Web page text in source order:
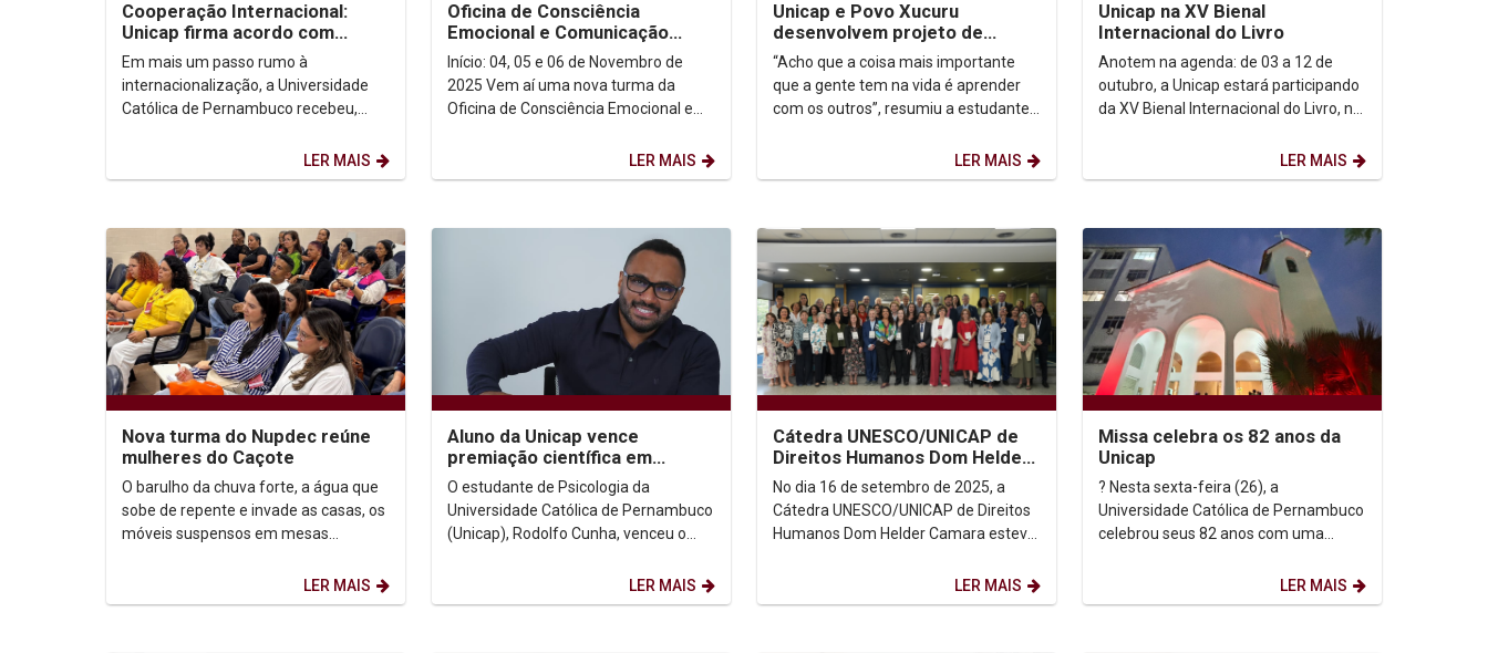
Cooperação Internacional:
Unicap firma acordo com
centro angolano para
formação em Fonoaudiologia
Em mais um passo rumo à
internacionalização, a Universidade
Católica de Pernambuco recebeu,
representantes do Centro de
Medicina...
LER MAIS
Oficina de Consciência
Emocional e Comunicação
Efetiva da Escola do
Consenso!
Início: 04, 05 e 06 de Novembro de
2025 Vem aí uma nova turma da
Oficina de Consciência Emocional e
LER MAIS
Unicap e Povo Xucuru
desenvolvem projeto de
extensão
“Acho que a coisa mais importante
que a gente tem na vida é aprender
com os outros”, resumiu a estudante
LER MAIS
Unicap na XV Bienal
Internacional do Livro
Anotem na agenda: de 03 a 12 de
outubro, a Unicap estará participando
da XV Bienal Internacional do Livro, no
LER MAIS
Nova turma do Nupdec reúne
mulheres do Caçote
O barulho da chuva forte, a água que
sobe de repente e invade as casas, os
móveis suspensos em mesas
LER MAIS
Aluno da Unicap vence
premiação científica em
Psicologia
O estudante de Psicologia da
Universidade Católica de Pernambuco
(Unicap), Rodolfo Cunha, venceu o
LER MAIS
Cátedra UNESCO/UNICAP de
Direitos Humanos Dom Helder
Camara participa de Encontro
Nacional das...
No dia 16 de setembro de 2025, a
Cátedra UNESCO/UNICAP de Direitos
Humanos Dom Helder Camara esteve
LER MAIS
Missa celebra os 82 anos da
Unicap
? Nesta sexta-feira (26), a
Universidade Católica de Pernambuco
celebrou seus 82 anos com uma
professores (as), funcionários (as)...
LER MAIS